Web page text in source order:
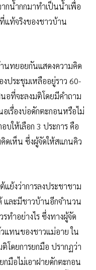
กน้ำกกมาทำเป็นน้ำเพื่อ
แท้จริงของชาวบ้าน
นทยอยกันแสดงความคิด
ประชุมเหลืออยู่ราว 60-
อที่จะลงมติโดยมีคำถาม
เรื่องบ่อดักตะกอนหรือไม่
บให้เลือก 3 ประการ คือ
ดเห็น ซึ่งผู้จัดให้สแกนคิว
ย้งว่าการลงประชาชาม
และมีชาวบ้านอีกจำนวน
ทำอย่างไร ซึ่งทางผู้จัด
แทนของชาวแม่อาย ใน
โดยการยกมือ ปรากฏว่า
มือไม่เอาฝายดักตะกอน